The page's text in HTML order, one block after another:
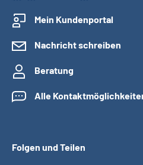
Mein Kundenportal
Nachricht schreiben
Beratung
Alle
Folgen und Teilen